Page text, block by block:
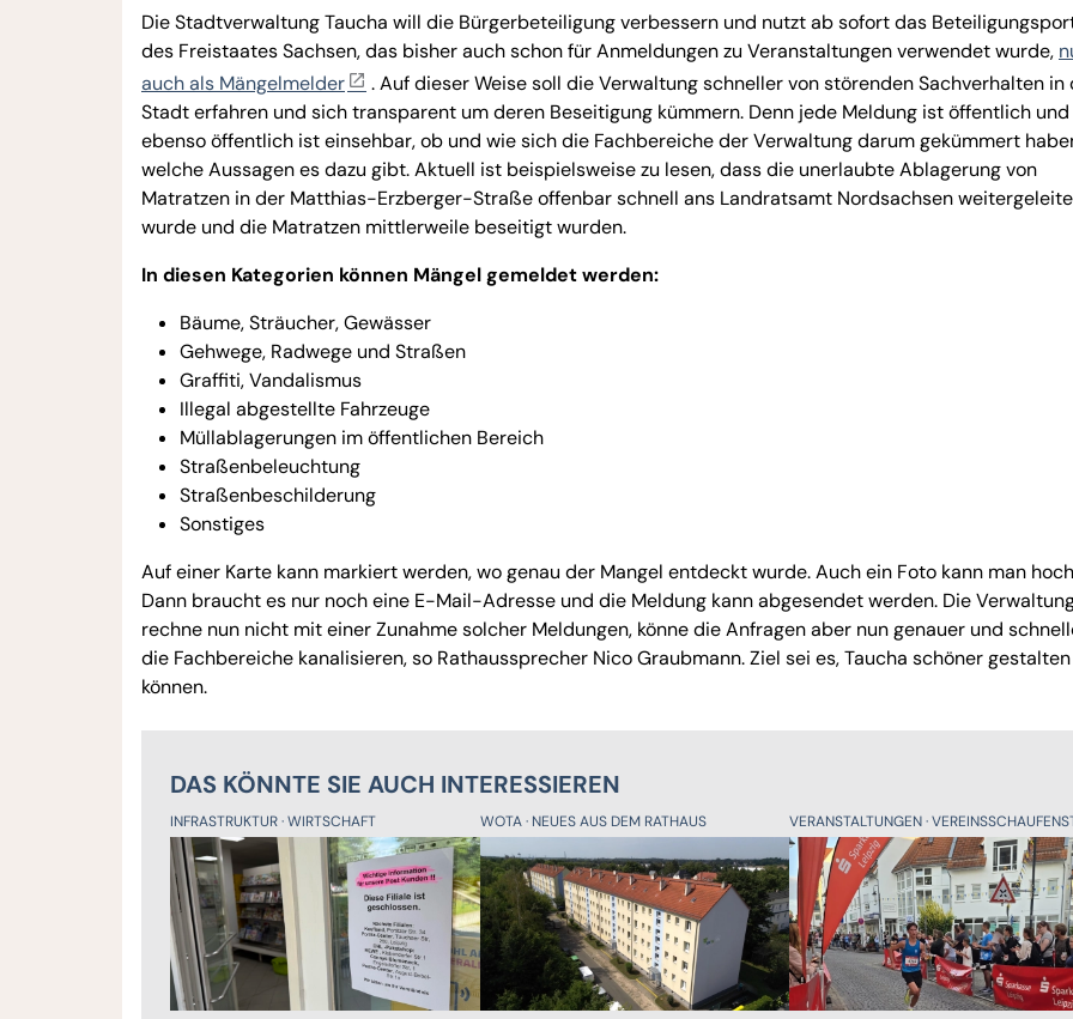
Die Stadtverwaltung Taucha will die Bürgerbeteiligung verbessern und nutzt ab sofort das
des Freistaates Sachsen, das bisher auch schon für Anmeldungen zu Veranstaltungen verwendet wurde,
auch als Mängelmelder
. Auf dieser Weise soll die Verwaltung schneller von störenden Sachverhalten in
Stadt erfahren und sich transparent um deren Beseitigung kümmern. Denn jede Meldung ist öffentlich und
ebenso öffentlich ist einsehbar, ob und wie sich die Fachbereiche der Verwaltung darum gekümmert
welche Aussagen es dazu gibt. Aktuell ist beispielsweise zu lesen, dass die unerlaubte Ablagerung von
Matratzen in der Matthias-Erzberger-Straße offenbar schnell ans Landratsamt Nordsachsen
wurde und die Matratzen mittlerweile beseitigt wurden.
In diesen Kategorien können Mängel gemeldet werden:
Bäume, Sträucher, Gewässer
Gehwege, Radwege und Straßen
Graffiti, Vandalismus
Illegal abgestellte Fahrzeuge
Müllablagerungen im öffentlichen Bereich
Straßenbeleuchtung
Straßenbeschilderung
Sonstiges
Auf einer Karte kann markiert werden, wo genau der Mangel entdeckt wurde. Auch ein Foto kann man
Dann braucht es nur noch eine E-Mail-Adresse und die Meldung kann abgesendet werden. Die
rechne nun nicht mit einer Zunahme solcher Meldungen, könne die Anfragen aber nun genauer und
die Fachbereiche kanalisieren, so Rathaussprecher Nico Graubmann. Ziel sei es, Taucha schöner
können.
DAS KÖNNTE SIE AUCH INTERESSIEREN
INFRASTRUKTUR WIRTSCHAFT WOTA NEUES AUS DEM RATHAUS VERANSTALTUNGEN